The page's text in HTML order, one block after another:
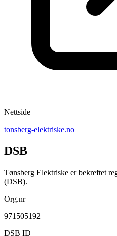
Nettside
tonsberg-elektriske.no
DSB
Tønsberg Elektriske er bekreftet
(DSB).
Org.nr
971505192
DSB ID